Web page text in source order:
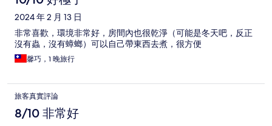
2024 年 2 月 13 日
非常喜歡，環境非常好，房間內也很乾淨（可能是冬天吧，反正
沒有蟲，沒有蟑螂）可以自己帶東西去煮，很方便
馨巧，1 晚旅行
旅客真實評論
8/10 非常好